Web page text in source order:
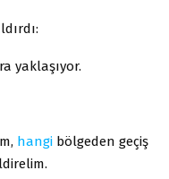
yaklaşıyor.
hangi bölgeden geçiş